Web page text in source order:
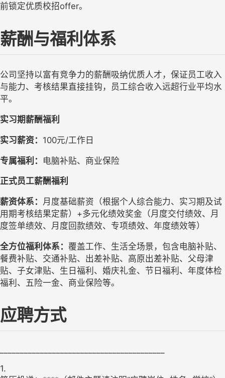
前锁定优质校招offer。
薪酬与福利体系
公司坚持以富有竞争力的薪酬吸纳优质人才，保证员工收入
与能力、考核结果直接挂钩，员工综合收入远超行业平均水
平。
实习期薪酬福利
实习薪资： 100元/工作日
专属福利： 电脑补贴、商业保险
正式员工薪酬福利
薪资体系： 月度基础薪资（根据个人综合能力、实习期及试
用期考核结果定薪）+多元化绩效奖金（月度交付绩效、月
度签单绩效、月度回款绩效、专项绩效、年度绩效等）
全方位福利体系： 覆盖工作、生活全场景，包含电脑补贴、
餐费补贴、交通补贴、出差补贴、高原出差补贴、父母津
贴、子女津贴、生日福利、婚庆礼金、节日福利、年度体检
福利、五险一金、商业保险等。
应聘方式
1.